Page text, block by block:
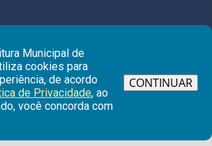
Municipal de BELÉM DE MARIA | Todos os
Municipal de
cookies para
de acordo
de Privacidade, ao
você concorda com
CONTINUAR